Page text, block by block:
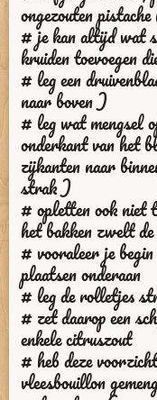
ongezouten
# je kan altijd wat
kruiden toevoegen
# leg een
naar boven )
# leg wat mengsel
onderkant van het
zijkanten naar
strak )
# opletten ook niet
het bakken zwelt
# vooraleer je
plaatsen onderaan
# leg de rolletjes
# zet daarop een
enkele citruszout
# heb deze
vleesbouillon